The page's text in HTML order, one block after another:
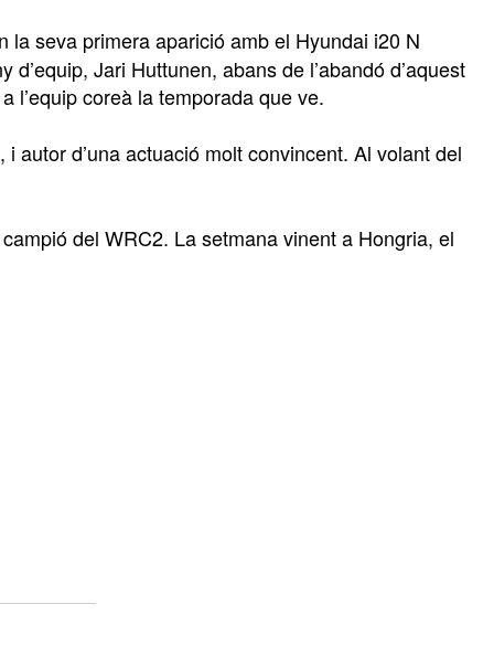
seva primera aparició amb el Hyundai i20 N
Jari Huttunen, abans de l’abandó d’aquest
l’equip coreà la temporada que ve.
i autor d’una actuació molt convincent. Al volant del
del WRC2. La setmana vinent a Hongria, el